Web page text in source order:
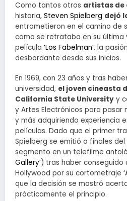
Como tantos otros artistas de
historia, Steven Spielberg dejó
entrometieron en el camino de
como se retrataba en su
película ‘Los Fabelman’, la
desbordante desde sus inicios.
En 1969, con 23 años y tras
universidad, el joven cineasta
California State University y
y Artes Electrónicos para pasar
y más adquiriendo experiencia
películas. Dado que el primer
Spielberg se emitió a finales
segmento en un telefilme
Gallery’) tras haber conseguido
Hollywood por su cortometraje
que la decisión se mostró
prácticamente el principio.